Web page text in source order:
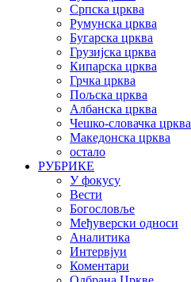
Српска црква
Румунска црква
Бугарска црква
Грузијска црква
Кипарска црква
Грчка црква
Пољска црква
Албанска црква
Чешко-словачка црква
Македонска црква
остало
РУБРИКЕ
У фокусу
Вести
Богословље
Међуверски односи
Аналитика
Интервјуи
Коментари